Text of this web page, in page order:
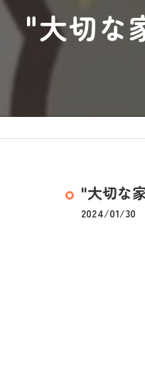
"大切な
"大切な
2024/01/30